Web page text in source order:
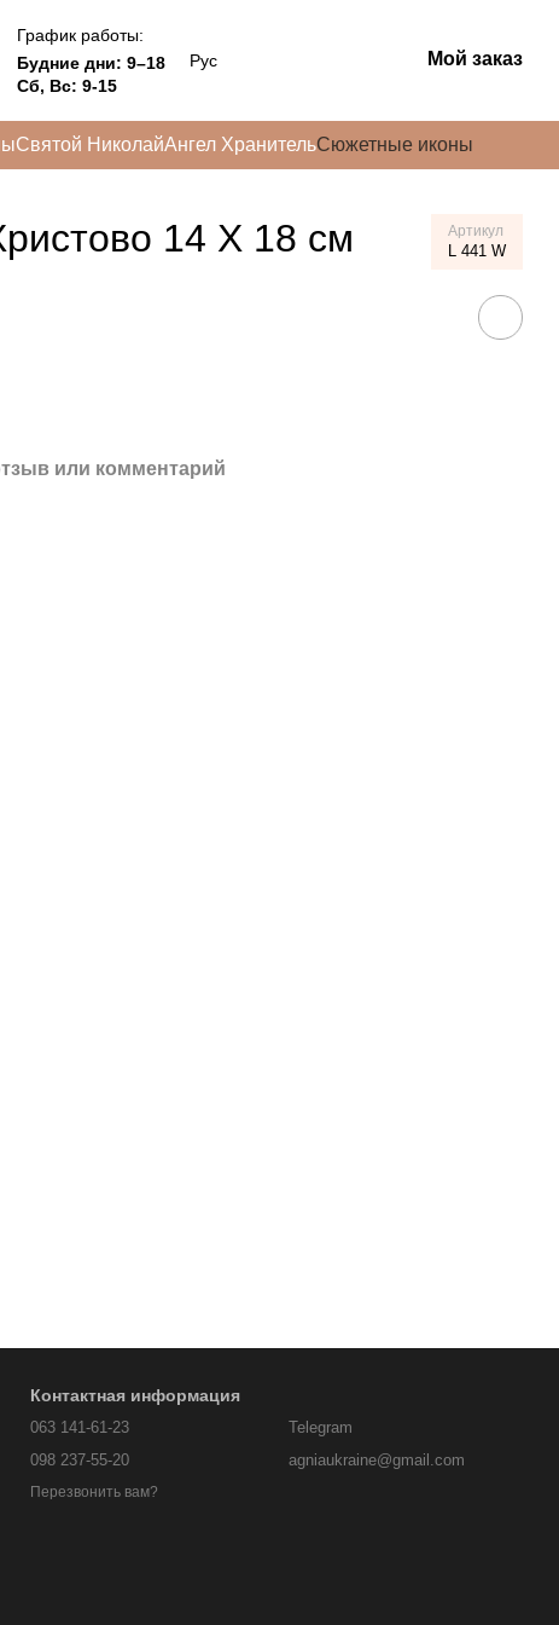
График работы:
Будние дни: 9–18
Сб, Вс: 9-15
Рус Мой заказ
Святой НиколайАнгел ХранительСюжетные иконы
14 Х 18 см Артикул
L 441 W
или комментарий
Контактная информация
063 141-61-23
098 237-55-20
Перезвонить вам?
Telegram
agniaukraine@gmail.com